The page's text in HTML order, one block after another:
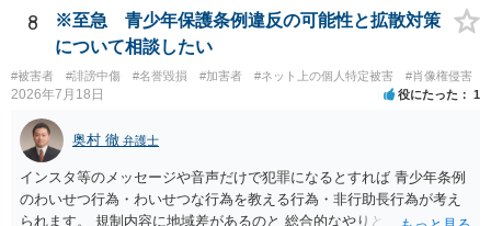
8
※至急 青少年保護条例違反の可能性と拡散対策
について相談したい
#被害者 #誹謗中傷 #名誉毀損 #加害者 #ネット上の個人特定被害 #肖像権侵害
2026年7月18日 役にたった 1
奥村 徹 弁護士
インスタ等のメッセージや音声だけで犯罪になるとすれば 青少年条例
のわいせつ行為・わいせつな行為を教える行為・非行助長行為が考え
られます。 規制内容に地域差があるのと 総合的なやりとりの内容で判